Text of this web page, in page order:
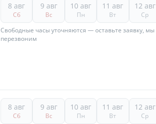
8 авг
Сб
9 авг
Вс
10 авг
Пн
11 авг
Вт
12 авг
Ср
Свободные часы уточняются — оставьте заявку, мы
перезвоним
8 авг
Сб
9 авг
Вс
10 авг
Пн
11 авг
Вт
12 авг
Ср